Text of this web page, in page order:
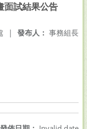
面試結果公告
發布人： 事務組長
|